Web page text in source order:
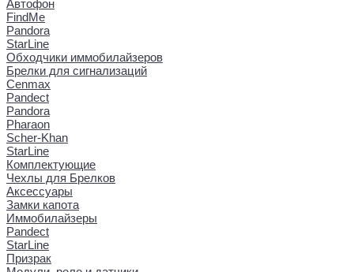
Автофон
FindMe
Pandora
StarLine
Обходчики иммобилайзеров
Брелки для сигнализаций
Cenmax
Pandect
Pandora
Pharaon
Scher-Khan
StarLine
Комплектующие
Чехлы для Брелков
Аксессуары
Замки капота
Иммобилайзеры
Pandect
StarLine
Призрак